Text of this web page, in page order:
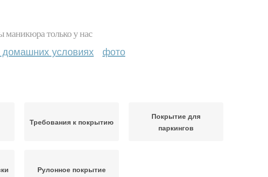
маникюра только у нас
условиях фото
Требования к покрытию
Покрытие для
паркингов
Рулонное покрытие